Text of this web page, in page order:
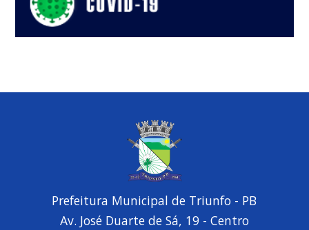
Prefeitura Municipal de Triunfo - PB
Av. José Duarte de Sá, 19 - Centro